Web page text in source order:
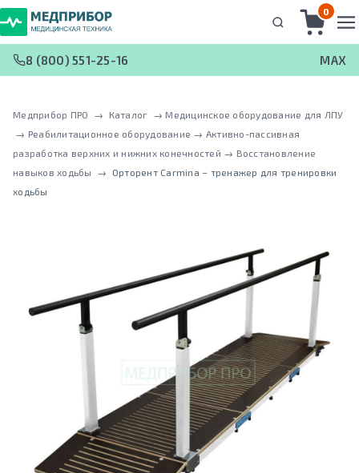
0
8 (800) 551-25-16 MAX
Медприбор ПРО → Каталог → Медицинское оборудование для ЛПУ
→ Реабилитационное оборудование → Активно-пассивная
разработка верхних и нижних конечностей → Восстановление
навыков ходьбы
→
Орторент Сarmina – тренажер для тренировки
ходьбы